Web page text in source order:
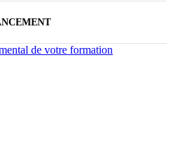
de votre formation